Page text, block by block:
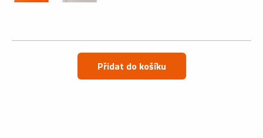
Přidat do košíku